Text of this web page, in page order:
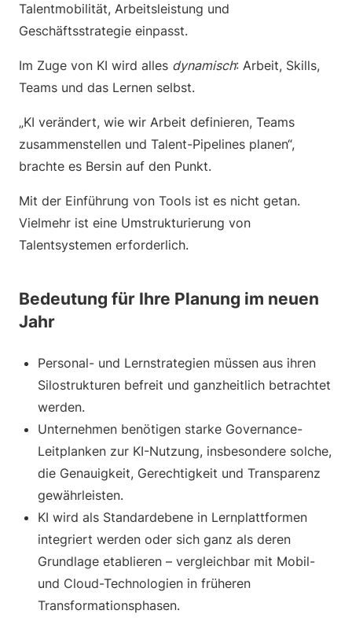
Talentmobilität, Arbeitsleistung und
Geschäftsstrategie einpasst.
Im Zuge von KI wird alles dynamisch: Arbeit, Skills,
Teams und das Lernen selbst.
„KI verändert, wie wir Arbeit definieren, Teams
zusammenstellen und Talent-Pipelines planen“,
brachte es Bersin auf den Punkt.
Mit der Einführung von Tools ist es nicht getan.
Vielmehr ist eine Umstrukturierung von
Talentsystemen erforderlich.
Bedeutung für Ihre Planung im neuen
Jahr
Personal- und Lernstrategien müssen aus ihren
Silostrukturen befreit und ganzheitlich betrachtet
werden.
Unternehmen benötigen starke Governance-
Leitplanken zur KI-Nutzung, insbesondere solche,
die Genauigkeit, Gerechtigkeit und Transparenz
gewährleisten.
KI wird als Standardebene in Lernplattformen
integriert werden oder sich ganz als deren
Grundlage etablieren – vergleichbar mit Mobil-
und Cloud-Technologien in früheren
Transformationsphasen.